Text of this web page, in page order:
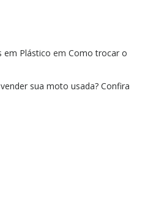
em Plástico em Como trocar o
sua moto usada? Confira